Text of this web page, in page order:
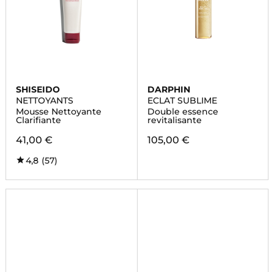
SHISEIDO
NETTOYANTS
Mousse Nettoyante
Clarifiante
41,00 €
4,8 (57)
DARPHIN
ECLAT SUBLIME
Double essence
revitalisante
105,00 €